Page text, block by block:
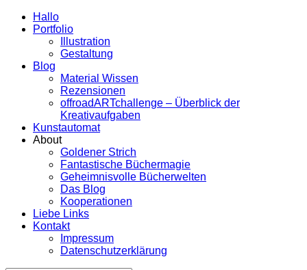
Hallo
Portfolio
Illustration
Gestaltung
Blog
Material Wissen
Rezensionen
offroadARTchallenge – Überblick der
Kreativaufgaben
Kunstautomat
About
Goldener Strich
Fantastische Büchermagie
Geheimnisvolle Bücherwelten
Das Blog
Kooperationen
Liebe Links
Kontakt
Impressum
Datenschutzerklärung